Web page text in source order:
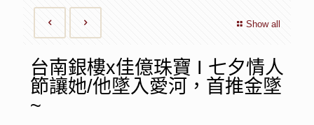
Show all
台南銀樓x佳億珠寶 I 七夕情人
節讓她/他墜入愛河，首推金墜
~